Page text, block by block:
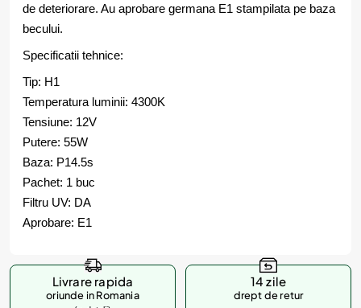
de deteriorare. Au aprobare germana E1 stampilata pe baza
becului.
Specificatii tehnice:
Tip: H1
Temperatura luminii: 4300K
Tensiune: 12V
Putere: 55W
Baza: P14.5s
Pachet: 1 buc
Filtru UV: DA
Aprobare: E1
Livrare rapida
oriunde in Romania
14 zile
drept de retur